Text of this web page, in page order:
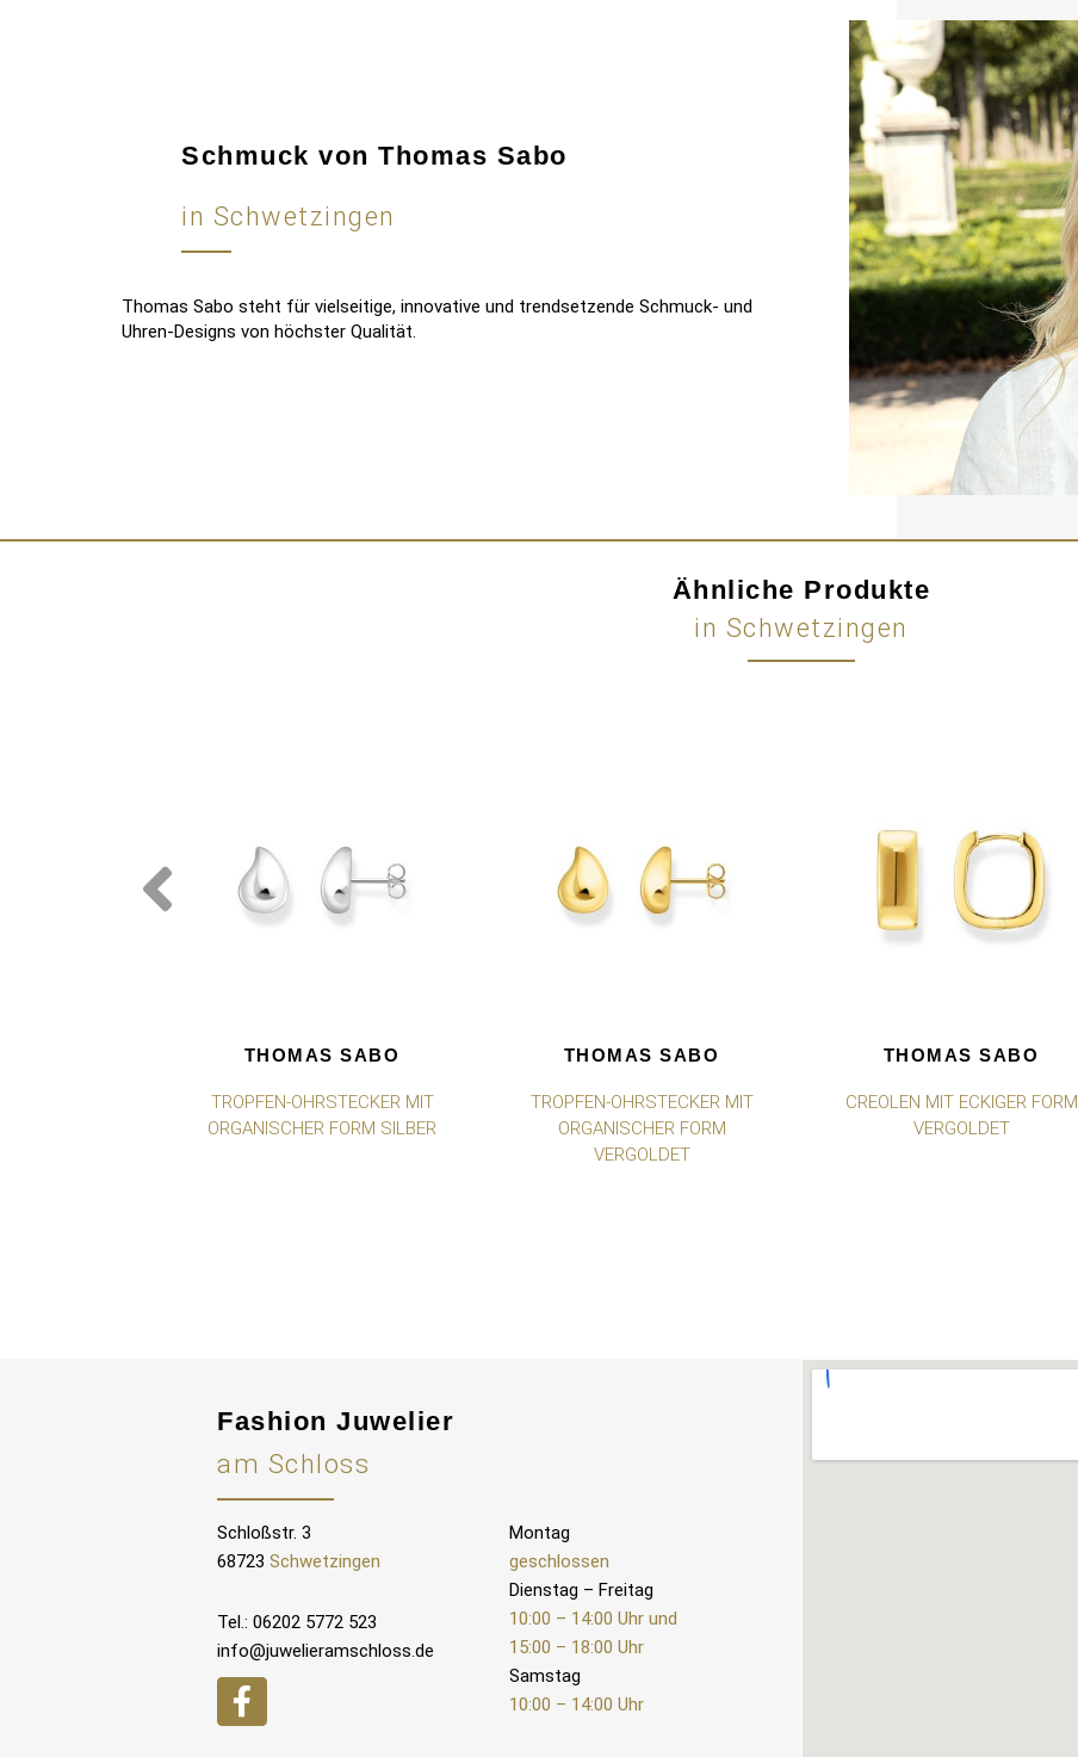
Schmuck von Thomas Sabo
in Schwetzingen
Thomas Sabo steht für vielseitige, innovative und trendsetzende Schmuck- und
Uhren-Designs von höchster Qualität.
Ähnliche Produkte
in Schwetzingen
THOMAS SABO
TROPFEN-OHRSTECKER MIT
ORGANISCHER FORM SILBER
THOMAS SABO
TROPFEN-OHRSTECKER MIT
ORGANISCHER FORM
VERGOLDET
THOMAS SABO
CREOLEN MIT ECKIGER FORM
VERGOLDET
Fashion Juwelier
am Schloss
Schloßstr. 3
68723 Schwetzingen
Tel.: 06202 5772 523
info@juwelieramschloss.de
Montag
geschlossen
Dienstag – Freitag
10:00 – 14:00 Uhr und
15:00 – 18:00 Uhr
Samstag
10:00 – 14:00 Uhr